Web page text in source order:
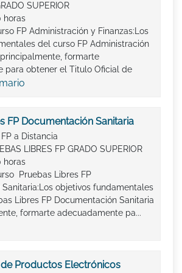
SUPERIOR
horas
FP Administración y Finanzas:Los
del curso FP Administración
formarte
para obtener el Titulo Oficial de
FP Documentación Sanitaria
a Distancia
LIBRES FP GRADO SUPERIOR
horas
Pruebas Libres FP
objetivos fundamentales
Libres FP Documentación Sanitaria
formarte adecuadamente pa...
Productos Electrónicos